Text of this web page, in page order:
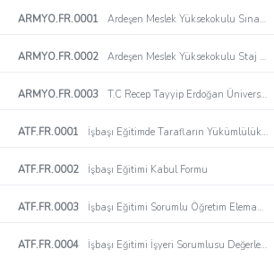
ARMYO.FR.0001 Ardeşen Meslek Yüksekokulu Sınav Değerlendirme Formu
ARMYO.FR.0002 Ardeşen Meslek Yüksekokulu Staj Değerlendirme Formu
ARMYO.FR.0003 T.C Recep Tayyip Erdoğan Üniversitesi Ardeşen Meslek Yüksekokulu Öğrenci Staj Dosyası
ATF.FR.0001 İşbaşı Eğitimde Tarafların Yükümlülüklerine İlişkin Sözleşme
ATF.FR.0002 İşbaşı Eğitimi Kabul Formu
ATF.FR.0003 İşbaşı Eğitimi Sorumlu Öğretim Elemanı Denetim Formu
ATF.FR.0004 İşbaşı Eğitimi İşyeri Sorumlusu Değerlendirme Formu